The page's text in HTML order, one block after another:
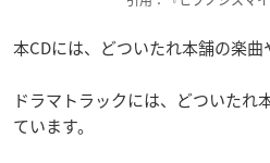
本CDには、どついたれ本舗の楽曲
ドラマトラックには、どついたれ
ています。